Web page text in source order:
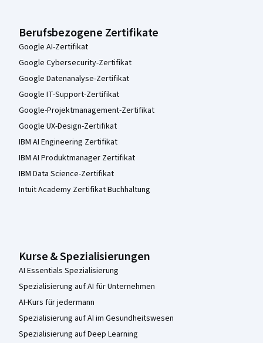
Berufsbezogene Zertifikate
Google AI-Zertifikat
Google Cybersecurity-Zertifikat
Google Datenanalyse-Zertifikat
Google IT-Support-Zertifikat
Google-Projektmanagement-Zertifikat
Google UX-Design-Zertifikat
IBM AI Engineering Zertifikat
IBM AI Produktmanager Zertifikat
IBM Data Science-Zertifikat
Intuit Academy Zertifikat Buchhaltung
Kurse & Spezialisierungen
AI Essentials Spezialisierung
Spezialisierung auf AI für Unternehmen
AI-Kurs für jedermann
Spezialisierung auf AI im Gesundheitswesen
Spezialisierung auf Deep Learning